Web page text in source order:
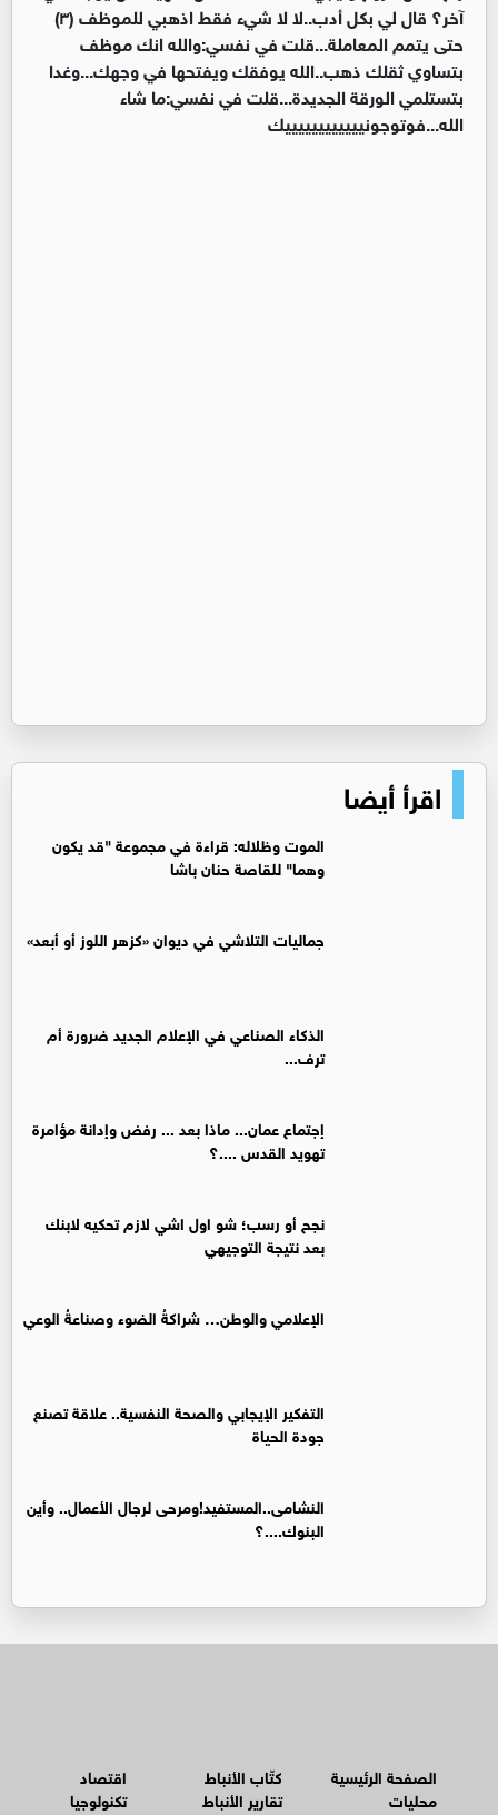
آخر؟ قال لي بكل أدب..لا لا شيء فقط اذهبي للموظف (٣)
حتى يتمم المعاملة...قلت في نفسي:والله انك موظف
بتساوي ثقلك ذهب..الله يوفقك ويفتحها في وجهك...وغدا
بتستلمي الورقة الجديدة...قلت في نفسي:ما شاء
الله...فوتوجونييييييييييييك
اقرأ أيضا
الموت وظلاله: قراءة في مجموعة "قد يكون
وهما" للقاصة حنان باشا
جماليات التلاشي في ديوان «كزهر اللوز أو أبعد»
الذكاء الصناعي في الإعلام الجديد ضرورة أم
ترف...
إجتماع عمان... ماذا بعد ... رفض وإدانة مؤامرة
تهويد القدس ....؟
نجح أو رسب؛ شو اول اشي لازم تحكيه لابنك
بعد نتيجة التوجيهي
الإعلامي والوطن… شراكةُ الضوء وصناعةُ الوعي
التفكير الإيجابي والصحة النفسية.. علاقة تصنع
جودة الحياة
النشامى..المستفيد!ومرحى لرجال الأعمال.. وأين
البنوك....؟
الصفحة الرئيسية
محليات
كتّاب الأنباط
تقارير الأنباط
اقتصاد
تكنولوجيا